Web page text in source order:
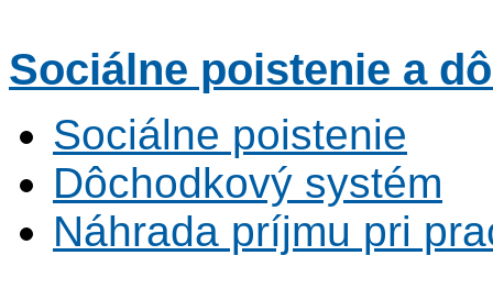
Sociálne poistenie a
Sociálne poistenie
Dôchodkový systém
Náhrada príjmu pri